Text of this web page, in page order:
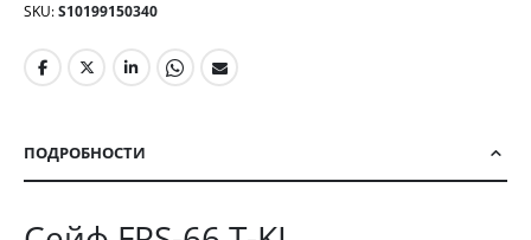
SKU S10199150340
ПОДРОБНОСТИ